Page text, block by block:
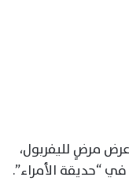
مرضٍ لليفربول،
في “حديقة الأمراء”.